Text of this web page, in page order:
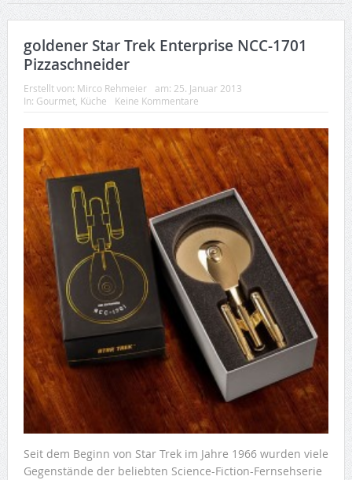
goldener Star Trek Enterprise NCC-1701
Pizzaschneider
Erstellt von: Mirco Rehmeier am: 25. Januar 2013
In: Gourmet, Küche Keine Kommentare
Seit dem Beginn von Star Trek im Jahre 1966 wurden viele
Gegenstände der beliebten Science-Fiction-Fernsehserie